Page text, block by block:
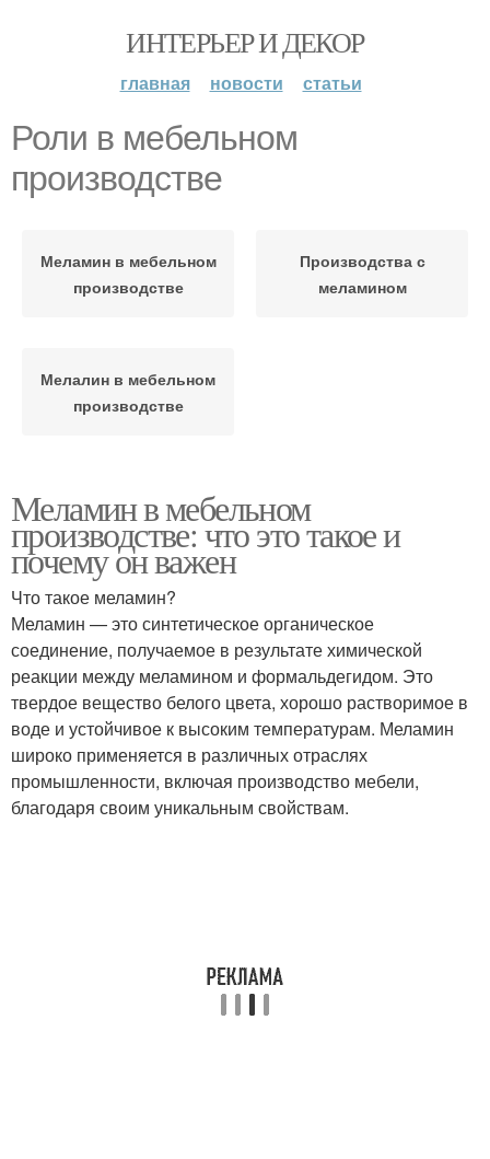
ИНТЕРЬЕР И ДЕКОР
главная новости статьи
Роли в мебельном
производстве
Меламин в мебельном
производстве
Производства с
меламином
Мелалин в мебельном
производстве
Меламин в мебельном
производстве: что это такое и
почему он важен
Что такое меламин?
Меламин — это синтетическое органическое
соединение, получаемое в результате химической
реакции между меламином и формальдегидом. Это
твердое вещество белого цвета, хорошо растворимое в
воде и устойчивое к высоким температурам. Меламин
широко применяется в различных отраслях
промышленности, включая производство мебели,
благодаря своим уникальным свойствам.